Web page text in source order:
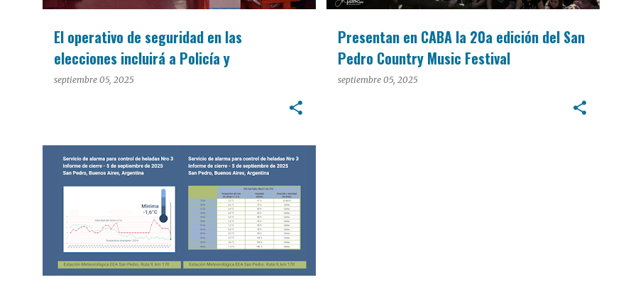
El operativo de seguridad en las
elecciones incluirá a Policía y
Gendarmería
septiembre 05, 2025
Presentan en CABA la 20a edición del San
Pedro Country Music Festival
septiembre 05, 2025